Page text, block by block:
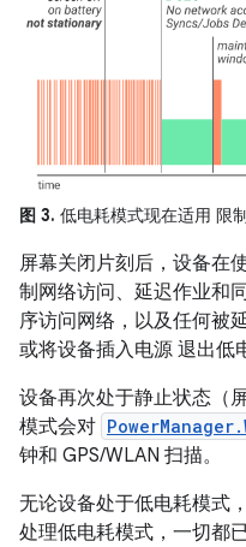
图 3. 低电耗模式现在适用 限
屏幕关闭片刻后，设备在
制网络访问、延迟作业和
序访问网络，以及任何被
或将设备插入电源 退出低
设备再次处于静止状态（
模式会对
钟和 GPS/WLAN 扫描。
无论设备处于低电耗模式
处理低电耗模式，一切都